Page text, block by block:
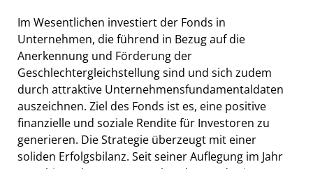
Im Wesentlichen investiert der Fonds in
Unternehmen, die führend in Bezug auf die
Anerkennung und Förderung der
Geschlechtergleichstellung sind und sich zudem
durch attraktive Unternehmensfundamentaldaten
auszeichnen. Ziel des Fonds ist es, eine positive
finanzielle und soziale Rendite für Investoren zu
generieren. Die Strategie überzeugt mit einer
soliden Erfolgsbilanz. Seit seiner Auflegung im Jahr